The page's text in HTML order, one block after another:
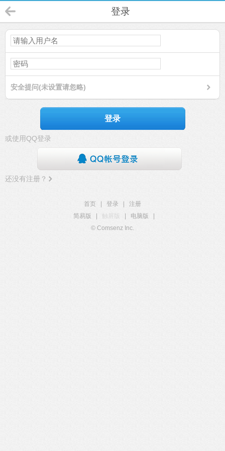
登录
安全提问(未设置请忽略)
登录
或使用QQ登录
还没有注册？
首页 登录
注册
简易版
触屏版 电脑版
© Comsenz Inc.